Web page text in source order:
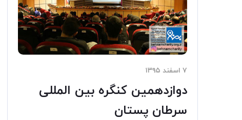
۷ اسفند ۱۳۹۵
دوازدهمین کنگره بین المللی
سرطان پستان